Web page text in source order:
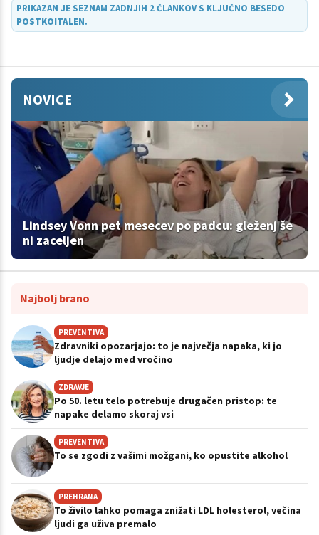
PRIKAZAN JE SEZNAM ZADNJIH 2 ČLANKOV S KLJUČNO BESEDO
POSTKOITALEN.
NOVICE
Lindsey Vonn pet mesecev po padcu: gleženj še
ni zaceljen
Najbolj brano
PREVENTIVA
Zdravniki opozarjajo: to je največja napaka, ki jo
ljudje delajo med vročino
ZDRAVJE
Po 50. letu telo potrebuje drugačen pristop: te
napake delamo skoraj vsi
PREVENTIVA
To se zgodi z vašimi možgani, ko opustite alkohol
PREHRANA
To živilo lahko pomaga znižati LDL holesterol, večina
ljudi ga uživa premalo